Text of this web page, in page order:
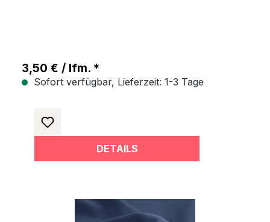
3,50 € / lfm. *
Sofort verfügbar, Lieferzeit: 1-3 Tage
DETAILS